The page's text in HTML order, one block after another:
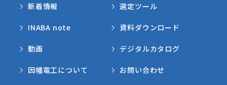
新着情報
INABA note
動画
因幡電工について
選定ツール
資料ダウンロード
デジタルカタログ
お問い合わせ